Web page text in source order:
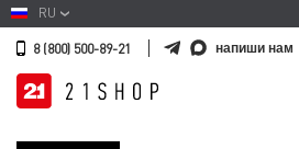
RU
8 (800) 500-89-21 напиши нам